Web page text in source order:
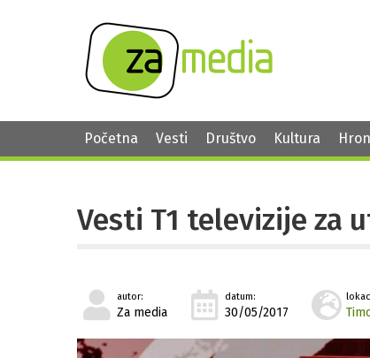
Početna Vesti Društvo Kultura
Vesti T1 televizije za
autor:
Za media
datum:
30/05/2017